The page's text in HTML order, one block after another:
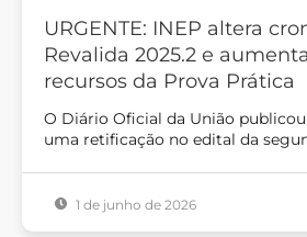
URGENTE: INEP altera
Revalida 2025.2 e
recursos da Prova Prática
O Diário Oficial da União publicou
uma retificação no edital da
1 de junho de 2026